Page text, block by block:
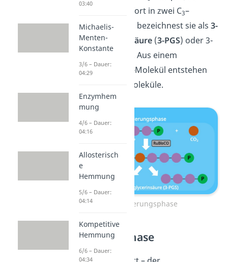
instabil ist und sofort in zwei C3–
Körper zerfällt. Du bezeichnest sie als 3-
Phosphoglycerinsäure (3-PGS) oder 3-
Phosphorglycerat. Aus einem
Kohlenstoffdioxid-Molekül entstehen
also zwei 3-PGS Moleküle.
CO2-Fixierungsphase
Reduktionsphase
03:40
Michaelis-
Menten-
Konstante
3/6 – Dauer:
04:29
Enzymhem
mung
4/6 – Dauer:
04:16
Allosterisch
e
Hemmung
5/6 – Dauer:
04:14
Kompetitive
Hemmung
6/6 – Dauer:
04:34